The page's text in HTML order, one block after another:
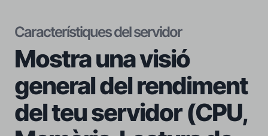
Característiques del servidor
Mostra una visió
general del rendiment
del teu servidor (CPU,